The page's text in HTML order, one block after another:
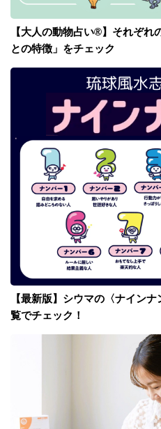
【大人の動物占い®】それぞ
との特徴」をチェック
【最新版】シウマの〈ナイン
覧でチェック！